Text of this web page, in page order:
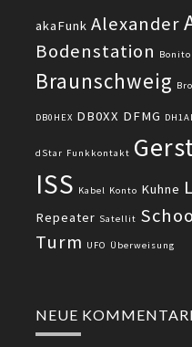
akaFunk Alexander
Bodenstation Bonito
Braunschweig
DB0HEX DB0XX DFMG
dStar Funkkontakt
ISS Kabel Konto Kuhne
Repeater Satellit
Turm UFO Überweisung
NEUE